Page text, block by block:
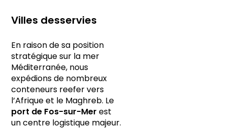
Villes desservies
En raison de sa position
stratégique sur la mer
Méditerranée, nous
expédions de nombreux
conteneurs reefer vers
l’Afrique et le Maghreb. Le
port de Fos-sur-Merest
un centre logistique majeur.